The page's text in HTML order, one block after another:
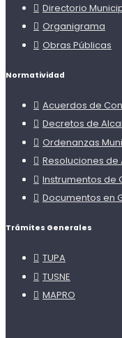
Directorio
Organigrama
Obras Públicas
Normatividad
Acuerdos de
Decretos de
Ordenanzas
Resoluciones de
Instrumentos de
Documentos en
Trámites Generales
TUPA
TUSNE
MAPRO